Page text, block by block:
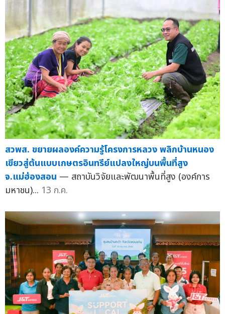
สวพส. ขยายผลองค์ความรู้โครงการหลวง พลิกบ้านหนอง
เขียวสู่ต้นแบบเกษตรอินทรีย์แปลงใหญ่บนพื้นที่สูง
จ.แม่ฮ่องสอน — สถาบันวิจัยและพัฒนาพื้นที่สูง (องค์การ
มหาชน)... 13 ก.ค.